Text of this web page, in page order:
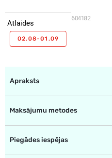
604182
Atlaides
02.08-01.09
Apraksts
Maksājumu metodes
Piegādes iespējas